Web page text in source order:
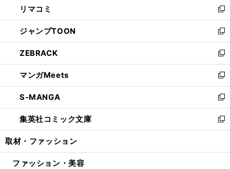
で
開
く
ド
ウ
で
開
く
ィ
ン
ド
ウ
で
開
く
い
ウ
ィ
ン
ド
ウ
で
開
く
リマコミ
新
し
い
ウ
ィ
ン
ド
ウ
で
開
く
ジャンプTOON
新
し
い
ウ
ィ
ン
ド
ウ
で
開
ZEBRACK
新
し
い
ウ
ィ
ン
ド
ウ
開
マンガMeets
新
し
い
ウ
ィ
ン
ウ
S-MANGA
新
し
い
ウ
ン
集英社コミック文庫
新
し
ウ
取材・ファッション
ファッション・美容